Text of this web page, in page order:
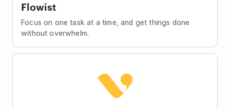
Flowist
Focus on one task at a time, and get things done
without overwhelm.